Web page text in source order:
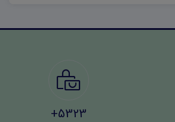
5323+